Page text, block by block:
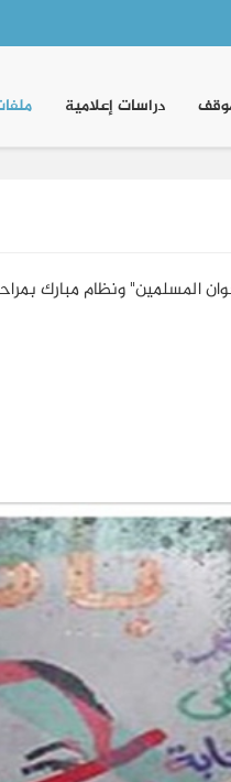
دراسات إعلامية
المسلمين" ونظام مبارك